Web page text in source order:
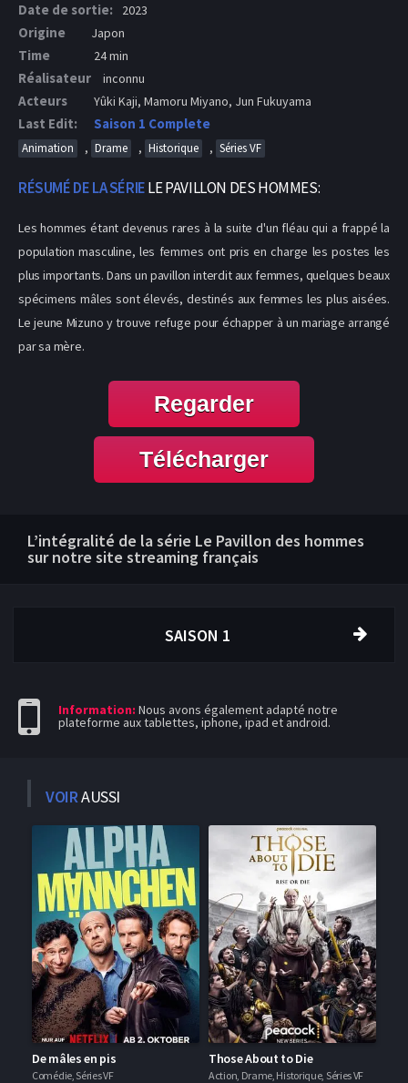
Date de sortie: 2023
Origine Japon
Time 24 min
Réalisateur inconnu
Acteurs Yûki Kaji, Mamoru Miyano, Jun Fukuyama
Last Edit: Saison 1 Complete
Animation , Drame , Historique , Séries VF
RÉSUMÉ DE LA SÉRIELE PAVILLON DES HOMMES:
Les hommes étant devenus rares à la suite d'un fléau qui a frappé la
population masculine, les femmes ont pris en charge les postes les
plus importants. Dans un pavillon interdit aux femmes, quelques beaux
spécimens mâles sont élevés, destinés aux femmes les plus aisées.
Le jeune Mizuno y trouve refuge pour échapper à un mariage arrangé
par sa mère.
Regarder
Télécharger
L’intégralité de la série Le Pavillon des hommes
sur notre site streaming français
SAISON 1
Information: Nous avons également adapté notre
plateforme aux tablettes, iphone, ipad et android.
VOIRAUSSI
De mâles en pis
Comédie, Séries VF
Those About to Die
Action, Drame, Historique, Séries VF